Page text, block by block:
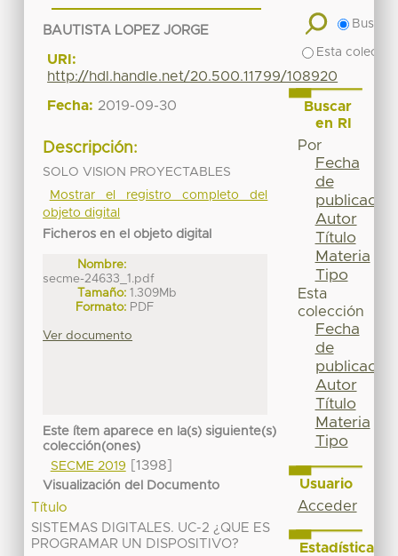
BAUTISTA LOPEZ JORGE
URI:
http://hdl.handle.net/20.500.11799/108920
Fecha: 2019-09-30
Descripción:
SOLO VISION PROYECTABLES
Mostrar el registro completo del
objeto digital
Ficheros en el objeto digital
Nombre:
secme-24633_1.pdf
Tamaño: 1.309Mb
Formato: PDF
Ver documento
Este ítem aparece en la(s) siguiente(s)
colección(ones)
SECME 2019
[1398]
Visualización del Documento
Título
SISTEMAS DIGITALES. UC-2 ¿QUE ES
PROGRAMAR UN DISPOSITIVO?
Buscar
Esta
Buscar
en RI
Por
Fecha
de
publicación
Autor
Título
Materia
Tipo
Esta
colección
Fecha
de
publicación
Autor
Título
Materia
Tipo
Usuario
Acceder
Estadísticas